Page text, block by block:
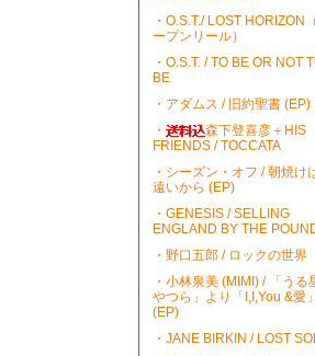
・O.S.T./ LOST HORIZON
ープンリール）
・O.S.T. / TO BE OR NOT
BE
・アダムス / 旧約聖書 (EP)
・
森下登喜彦＋HIS
FRIENDS / TOCCATA
・シーズン・オフ / 朝焼け
遠いから (EP)
・GENESIS / SELLING
ENGLAND BY THE
・野口五郎 / ロックの世界
・小林泉美 (MIMI) / 「うる
やつら」より「I,I,You &愛」
(EP)
・JANE BIRKIN / LOST